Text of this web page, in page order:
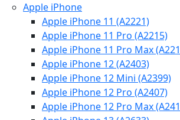
Apple iPhone
Apple iPhone 11 (A2221)
Apple iPhone 11 Pro (A2215)
Apple iPhone 11 Pro Max
Apple iPhone 12 (A2403)
Apple iPhone 12 Mini (A2399)
Apple iPhone 12 Pro (A2407)
Apple iPhone 12 Pro Max